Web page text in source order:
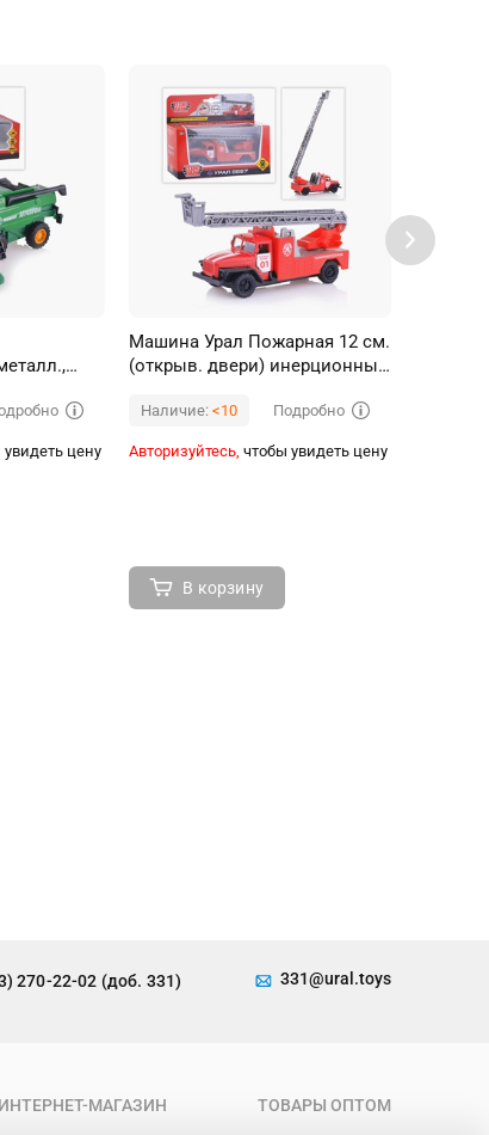
увидеть цену
Машина Урал Пожарная 12 см.
(открыв. двери) инерционный
Наличие: <10 Подробно
Авторизуйтесь, чтобы увидеть цену
В корзину
270-22-02 (доб. 331) 331@ural.toys
ИНТЕРНЕТ-МАГАЗИН
ТОВАРЫ ОПТОМ